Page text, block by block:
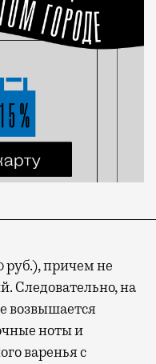
причем не
Следовательно, на
возвышается
ноты и
варенья с